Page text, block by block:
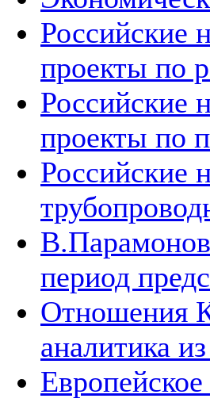
Российские
проекты по
Российские
проекты по
Российские
период
Отношения
аналитика